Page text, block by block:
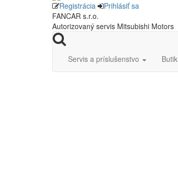
Registrácia
Prihlásiť sa
FANCAR s.r.o.
Autorizovaný servis Mitsubishi Motors
Servis a príslušenstvo Butik